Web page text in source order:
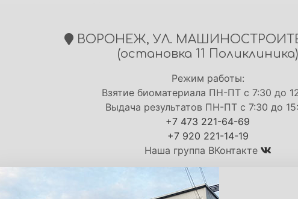
ВОРОНЕЖ, УЛ.
(остановка 11 Поликлиника)
Режим работы:
Взятие биоматериала ПН-ПТ с 7:30 до
Выдача результатов ПН-ПТ с 7:30 до
+7 473 221-64-69
+7 920 221-14-19
Наша группа ВКонтакте